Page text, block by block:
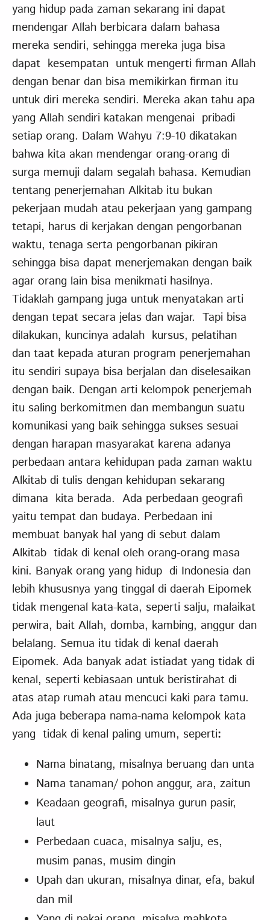
yang hidup pada zaman sekarang ini dapat
mendengar Allah berbicara dalam bahasa
mereka sendiri, sehingga mereka juga bisa
dapat kesempatan untuk mengerti firman Allah
dengan benar dan bisa memikirkan firman itu
untuk diri mereka sendiri. Mereka akan tahu apa
yang Allah sendiri katakan mengenai pribadi
setiap orang. Dalam Wahyu 7:9-10 dikatakan
bahwa kita akan mendengar orang-orang di
surga memuji dalam segalah bahasa. Kemudian
tentang penerjemahan Alkitab itu bukan
pekerjaan mudah atau pekerjaan yang gampang
tetapi, harus di kerjakan dengan pengorbanan
waktu, tenaga serta pengorbanan pikiran
sehingga bisa dapat menerjemakan dengan baik
agar orang lain bisa menikmati hasilnya.
Tidaklah gampang juga untuk menyatakan arti
dengan tepat secara jelas dan wajar. Tapi bisa
dilakukan, kuncinya adalah kursus, pelatihan
dan taat kepada aturan program penerjemahan
itu sendiri supaya bisa berjalan dan diselesaikan
dengan baik. Dengan arti kelompok penerjemah
itu saling berkomitmen dan membangun suatu
komunikasi yang baik sehingga sukses sesuai
dengan harapan masyarakat karena adanya
perbedaan antara kehidupan pada zaman waktu
Alkitab di tulis dengan kehidupan sekarang
dimana kita berada. Ada perbedaan geografi
yaitu tempat dan budaya. Perbedaan ini
membuat banyak hal yang di sebut dalam
Alkitab tidak di kenal oleh orang-orang masa
kini. Banyak orang yang hidup di Indonesia dan
lebih khususnya yang tinggal di daerah Eipomek
tidak mengenal kata-kata, seperti salju, malaikat
perwira, bait Allah, domba, kambing, anggur dan
belalang. Semua itu tidak di kenal daerah
Eipomek. Ada banyak adat istiadat yang tidak di
kenal, seperti kebiasaan untuk beristirahat di
atas atap rumah atau mencuci kaki para tamu.
Ada juga beberapa nama-nama kelompok kata
yang tidak di kenal paling umum, seperti:
Nama binatang, misalnya beruang dan unta
Nama tanaman/ pohon anggur, ara, zaitun
Keadaan geografi, misalnya gurun pasir,
laut
Perbedaan cuaca, misalnya salju, es,
musim panas, musim dingin
Upah dan ukuran, misalnya dinar, efa, bakul
dan mil